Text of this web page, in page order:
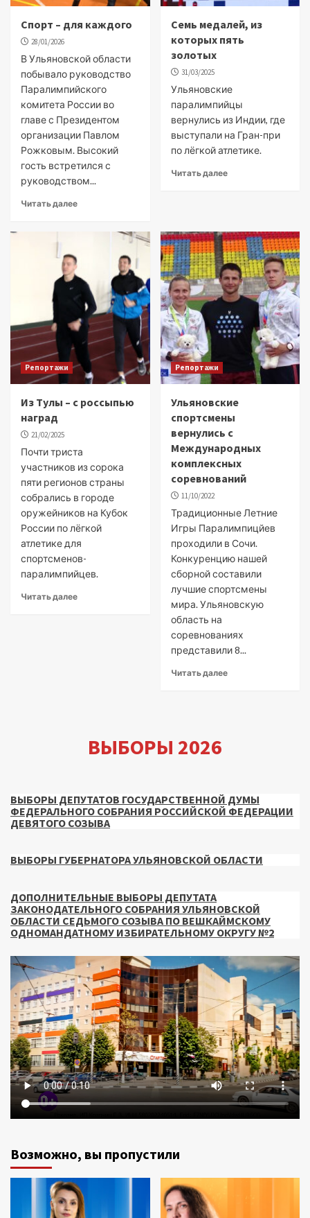
Спорт – для каждого
28/01/2026
В Ульяновской области
побывало руководство
Паралимпийского
комитета России во
главе с Президентом
организации Павлом
Рожковым. Высокий
гость встретился с
руководством...
Читать далее
Семь медалей, из
которых пять
золотых
31/03/2025
Ульяновские
паралимпийцы
вернулись из Индии, где
выступали на Гран-при
по лёгкой атлетике.
Читать далее
Репортажи
Из Тулы – с россыпью
наград
21/02/2025
Почти триста
участников из сорока
пяти регионов страны
собрались в городе
оружейников на Кубок
России по лёгкой
атлетике для
спортсменов-
паралимпийцев.
Читать далее
Репортажи
Ульяновские
спортсмены
вернулись с
Международных
комплексных
соревнований
11/10/2022
Традиционные Летние
Игры Паралимпицйев
проходили в Сочи.
Конкуренцию нашей
сборной составили
лучшие спортсмены
мира. Ульяновскую
область на
соревнованиях
представили 8...
Читать далее
ВЫБОРЫ 2026
ВЫБОРЫ ДЕПУТАТОВ ГОСУДАРСТВЕННОЙ ДУМЫ
ФЕДЕРАЛЬНОГО СОБРАНИЯ РОССИЙСКОЙ ФЕДЕРАЦИИ
ДЕВЯТОГО СОЗЫВА
ВЫБОРЫ ГУБЕРНАТОРА УЛЬЯНОВСКОЙ ОБЛАСТИ
ДОПОЛНИТЕЛЬНЫЕ ВЫБОРЫ ДЕПУТАТА
ЗАКОНОДАТЕЛЬНОГО СОБРАНИЯ УЛЬЯНОВСКОЙ
ОБЛАСТИ СЕДЬМОГО СОЗЫВА ПО ВЕШКАЙМСКОМУ
ОДНОМАНДАТНОМУ ИЗБИРАТЕЛЬНОМУ ОКРУГУ №2
Возможно, вы пропустили